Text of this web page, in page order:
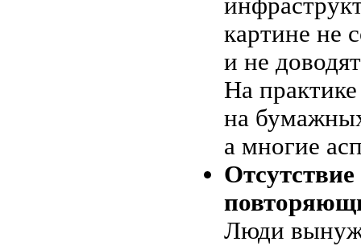
картине не
и не
На
на
а многие
Люди